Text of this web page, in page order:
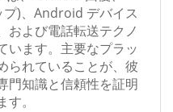
)、Android デバイス
および電話転送テクノ
います。主要なプラッ
られていることが、彼
門知識と信頼性を証明
す。